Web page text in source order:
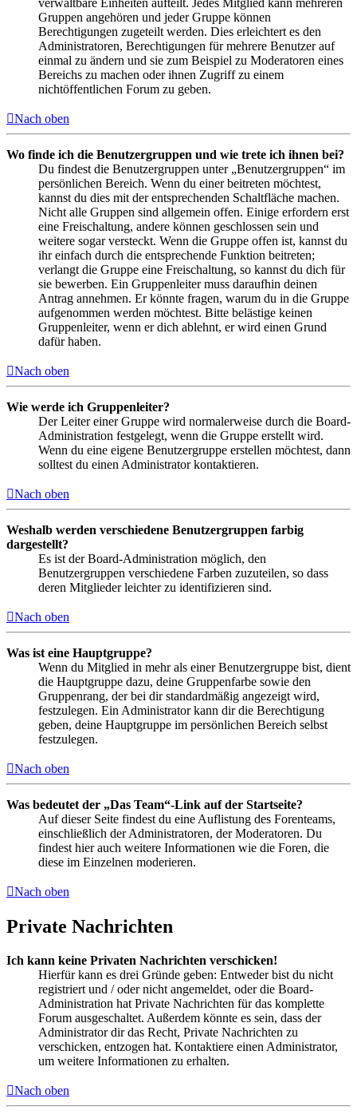
Gruppen angehören und jeder Gruppe können
Berechtigungen zugeteilt werden. Dies erleichtert es den
Administratoren, Berechtigungen für mehrere Benutzer auf
einmal zu ändern und sie zum Beispiel zu Moderatoren eines
Bereichs zu machen oder ihnen Zugriff zu einem
nichtöffentlichen Forum zu geben.
Nach oben
Wo finde ich die Benutzergruppen und wie trete ich ihnen bei?
Du findest die Benutzergruppen unter „Benutzergruppen“ im
persönlichen Bereich. Wenn du einer beitreten möchtest,
kannst du dies mit der entsprechenden Schaltfläche machen.
Nicht alle Gruppen sind allgemein offen. Einige erfordern erst
eine Freischaltung, andere können geschlossen sein und
weitere sogar versteckt. Wenn die Gruppe offen ist, kannst du
ihr einfach durch die entsprechende Funktion beitreten;
verlangt die Gruppe eine Freischaltung, so kannst du dich für
sie bewerben. Ein Gruppenleiter muss daraufhin deinen
Antrag annehmen. Er könnte fragen, warum du in die Gruppe
aufgenommen werden möchtest. Bitte belästige keinen
Gruppenleiter, wenn er dich ablehnt, er wird einen Grund
dafür haben.
Nach oben
Wie werde ich Gruppenleiter?
Der Leiter einer Gruppe wird normalerweise durch die Board-
Administration festgelegt, wenn die Gruppe erstellt wird.
Wenn du eine eigene Benutzergruppe erstellen möchtest, dann
solltest du einen Administrator kontaktieren.
Nach oben
Weshalb werden verschiedene Benutzergruppen farbig
dargestellt?
Es ist der Board-Administration möglich, den
Benutzergruppen verschiedene Farben zuzuteilen, so dass
deren Mitglieder leichter zu identifizieren sind.
Nach oben
Was ist eine Hauptgruppe?
Wenn du Mitglied in mehr als einer Benutzergruppe bist, dient
die Hauptgruppe dazu, deine Gruppenfarbe sowie den
Gruppenrang, der bei dir standardmäßig angezeigt wird,
festzulegen. Ein Administrator kann dir die Berechtigung
geben, deine Hauptgruppe im persönlichen Bereich selbst
festzulegen.
Nach oben
Was bedeutet der „Das Team“-Link auf der Startseite?
Auf dieser Seite findest du eine Auflistung des Forenteams,
einschließlich der Administratoren, der Moderatoren. Du
findest hier auch weitere Informationen wie die Foren, die
diese im Einzelnen moderieren.
Nach oben
Private Nachrichten
Ich kann keine Privaten Nachrichten verschicken!
Hierfür kann es drei Gründe geben: Entweder bist du nicht
registriert und / oder nicht angemeldet, oder die Board-
Administration hat Private Nachrichten für das komplette
Forum ausgeschaltet. Außerdem könnte es sein, dass der
Administrator dir das Recht, Private Nachrichten zu
verschicken, entzogen hat. Kontaktiere einen Administrator,
um weitere Informationen zu erhalten.
Nach oben